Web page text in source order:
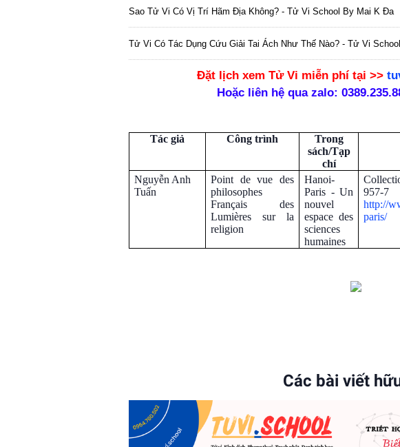
Sao Tử Vi Có Vị Trí Hãm Địa Không? - Tử Vi School By Mai K Đa
Tử Vi Có Tác Dụng Cứu Giải Tai Ách Như Thế Nào? - Tử Vi
Đặt lịch xem Tử Vi miễn phí tại >>
Hoặc liên hệ qua zalo:
Tác giả Công trình
Trong
sách/Tạp
chí
Nguyễn Anh
Tuấn
Point de vue des
philosophes
Français des
Lumières sur la
religion
Hanoi-
Paris - Un
nouvel
espace des
sciences
humaines
957-7
http://
paris/
Các bài viết